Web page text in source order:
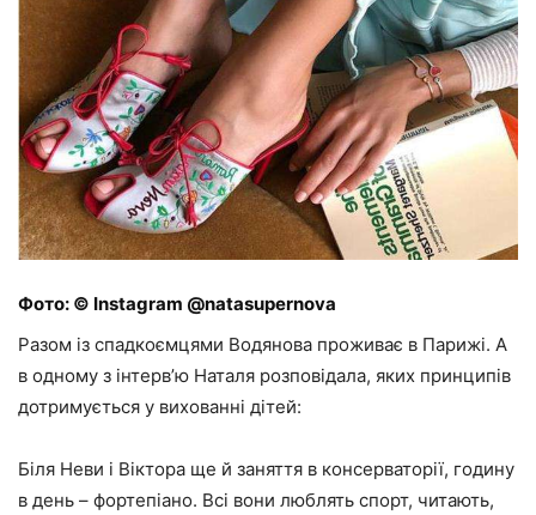
Фото: © Instagram @natasupernova
Разом із спадкоємцями Водянова проживає в Парижі. А
в одному з інтерв’ю Наталя розповідала, яких принципів
дотримується у вихованні дітей:
Біля Неви і Віктора ще й заняття в консерваторії, годину
в день – фортепіано. Всі вони люблять спорт, читають,